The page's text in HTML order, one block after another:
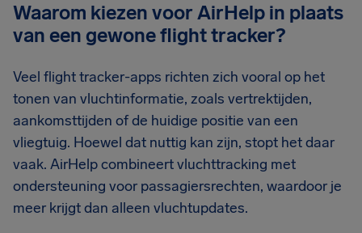
Waarom kiezen voor AirHelp in plaats
van een gewone flight tracker?
Veel flight tracker-apps richten zich vooral op het
tonen van vluchtinformatie, zoals vertrektijden,
aankomsttijden of de huidige positie van een
vliegtuig. Hoewel dat nuttig kan zijn, stopt het daar
vaak. AirHelp combineert vluchttracking met
ondersteuning voor passagiersrechten, waardoor je
meer krijgt dan alleen vluchtupdates.